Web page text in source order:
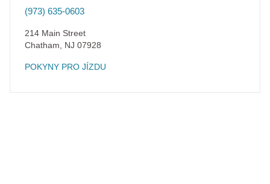
(973) 635-0603
214 Main Street
Chatham
NJ 07928
POKYNY PRO JÍZDU